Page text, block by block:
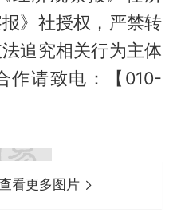
》社授权，严禁转
追究相关行为主体
作请致电：【010-
看更多图片